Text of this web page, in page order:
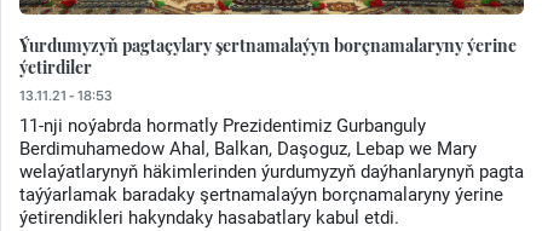
Ýurdumyzyň pagtaçylary şertnamalaýyn borçnamalaryny ýerine
ýetirdiler
13.11.21 - 18:53
11-nji noýabrda hormatly Prezidentimiz Gurbanguly
Berdimuhamedow Ahal, Balkan, Daşoguz, Lebap we Mary
welaýatlarynyň häkimlerinden ýurdumyzyň daýhanlarynyň pagta
taýýarlamak baradaky şertnamalaýyn borçnamalaryny ýerine
ýetirendikleri hakyndaky hasabatlary kabul etdi.